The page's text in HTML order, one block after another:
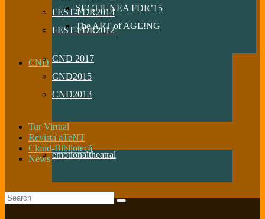
SECTIUNEA FDR’15
The ART of AGE!NG
FEST-FDR2014
FEST-FDR2012
CND CND 2017
CND2015
CND2013
Tur Virtual
Revista aTeNT
Cloud-Bibliotecă
Newsemotionaltheatral